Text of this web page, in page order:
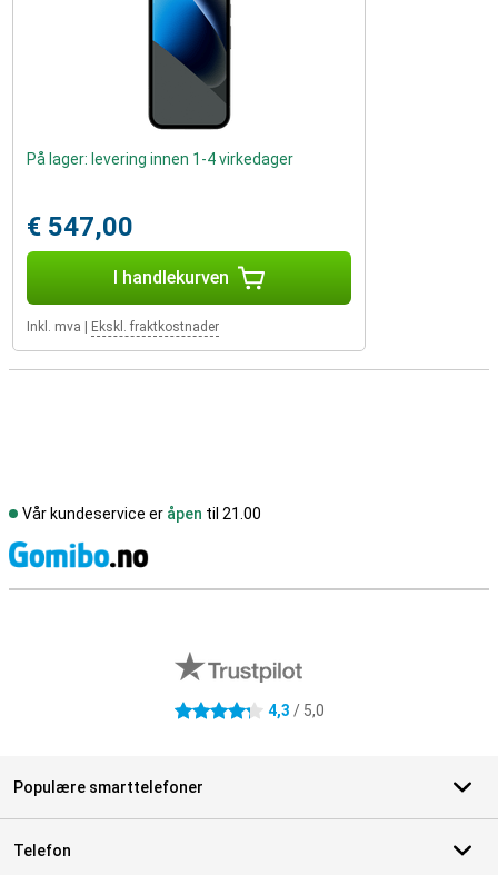
På lager: levering innen 1-4 virkedager
€ 547,00
I handlekurven
Inkl. mva Ekskl. fraktkostnader
Vår kundeservice er åpen til 21.00
4.3 stjerner 4,3 / 5,0
Populære smarttelefoner
Telefon